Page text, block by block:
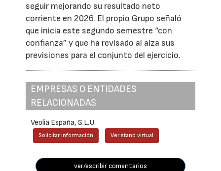
seguir mejorando su resultado neto
corriente en 2026. El propio Grupo señaló
que inicia este segundo semestre “con
confianza” y que ha revisado al alza sus
previsiones para el conjunto del ejercicio.
EMPRESAS O ENTIDADES
RELACIONADAS
Veolia España, S.L.U.
Solicitar información Ver stand virtual
ver/escribir comentarios